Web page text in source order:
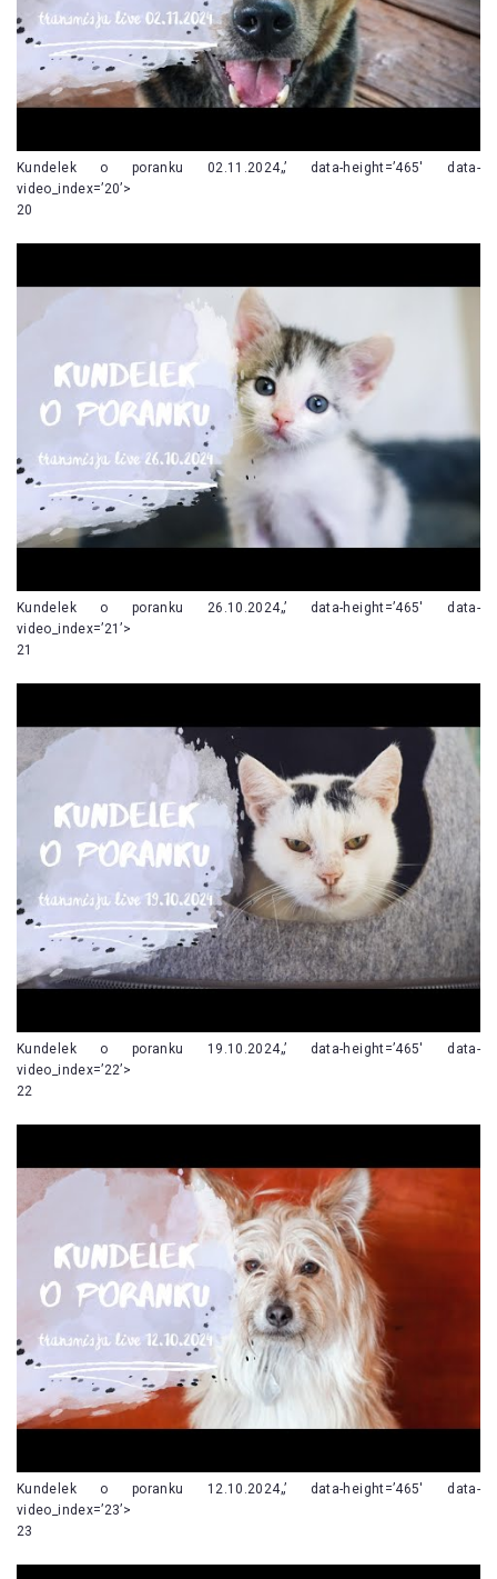
Kundelek o poranku 02.11.2024„’ data-height=’465′ data-
video_index=’20’>
20
Kundelek o poranku 26.10.2024„’ data-height=’465′ data-
video_index=’21’>
21
Kundelek o poranku 19.10.2024„’ data-height=’465′ data-
video_index=’22’>
22
Kundelek o poranku 12.10.2024„’ data-height=’465′ data-
video_index=’23’>
23